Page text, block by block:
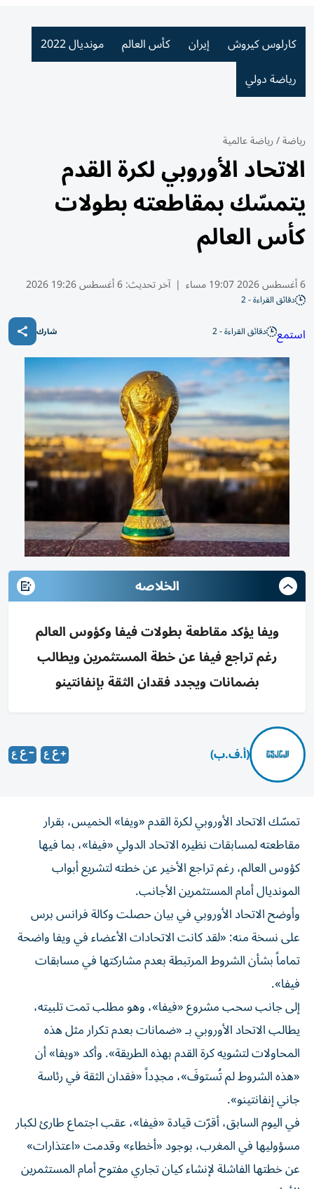
كارلوس كيروش إيران كأس العالم
مونديال 2022
رياضة دولي
رياضة/رياضة عالمية
الاتحاد الأوروبي لكرة القدم
يتمسّك بمقاطعته بطولات
كأس العالم
6 أغسطس 2026 19:07 مساء | آخر تحديث:6 أغسطس 19:26 2026
دقائق القراءة - 2
استمع دقائق القراءة - 2 شارك
الخلاصه
ويفا يؤكد مقاطعة بطولات فيفا وكؤوس العالم
رغم تراجع فيفا عن خطة المستثمرين ويطالب
بضمانات ويجدد فقدان الثقة بإنفانتينو
(أ.ف.ب)
تمسّك الاتحاد الأوروبي لكرة القدم «ويفا» الخميس، بقرار
مقاطعته لمسابقات نظيره الاتحاد الدولي «فيفا»، بما فيها
كؤوس العالم، رغم تراجع الأخير عن خطته لتشريع أبواب
المونديال أمام المستثمرين الأجانب.
وأوضح الاتحاد الأوروبي في بيان حصلت وكالة فرانس برس
على نسخة منه: «لقد كانت الاتحادات الأعضاء في ويفا واضحة
تماماً بشأن الشروط المرتبطة بعدم مشاركتها في مسابقات
فيفا».
إلى جانب سحب مشروع «فيفا»، وهو مطلب تمت تلبيته،
يطالب الاتحاد الأوروبي بـ «ضمانات بعدم تكرار مثل هذه
المحاولات لتشويه كرة القدم بهذه الطريقة». وأكد «ويفا» أن
«هذه الشروط لم تُستوفَ»، مجدِداً «فقدان الثقة في رئاسة
جاني إنفانتينو».
في اليوم السابق، أقرّت قيادة «فيفا»، عقب اجتماع طارئ لكبار
مسؤوليها في المغرب، بوجود «أخطاء» وقدمت «اعتذارات»
عن خطتها الفاشلة لإنشاء كيان تجاري مفتوح أمام المستثمرين